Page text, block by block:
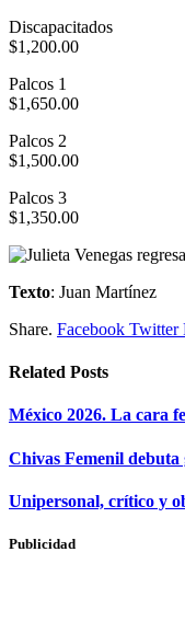
Discapacitados
$1,200.00
Palcos 1
$1,650.00
Palcos 2
$1,500.00
Palcos 3
$1,350.00
Texto: Juan Martínez
Share. Facebook Twitter
Related Posts
México 2026. La cara
Chivas Femenil debuta
Unipersonal, crítico y
Publicidad